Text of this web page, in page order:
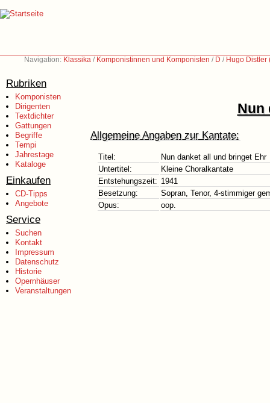
Navigation: Klassika / Komponistinnen und Komponisten / D / Hugo Distler
Rubriken
Komponisten
Dirigenten
Textdichter
Gattungen
Begriffe
Tempi
Jahrestage
Kataloge
Einkaufen
CD-Tipps
Angebote
Service
Suchen
Kontakt
Impressum
Datenschutz
Historie
Opernhäuser
Veranstaltungen
Nun
Allgemeine Angaben zur Kantate:
Titel:
Nun danket all und bringet Ehr
Untertitel:
Kleine Choralkantate
Entstehungszeit: 1941
Besetzung:
Sopran, Tenor, 4-stimmiger
Opus:
oop.